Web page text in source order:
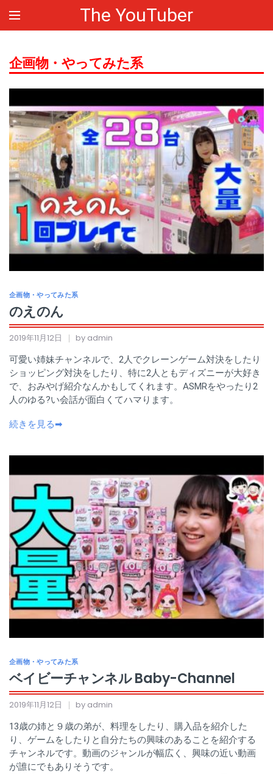
The YouTuber
企画物・やってみた系
企画物・やってみた系
のえのん
2019年11月12日 by admin
可愛い姉妹チャンネルで、2人でクレーンゲーム対決をしたり
ショッピング対決をしたり、特に2人ともディズニーが大好き
で、おみやげ紹介なんかもしてくれます。ASMRをやったり2
人のゆる?い会話が面白くてハマります。
続きを見る➡
企画物・やってみた系
ベイビーチャンネル Baby-Channel
2019年11月12日 by admin
13歳の姉と９歳の弟が、料理をしたり、購入品を紹介した
り、ゲームをしたりと自分たちの興味のあることを紹介する
チャンネルです。動画のジャンルが幅広く、興味の近い動画
が誰にでもありそうです。